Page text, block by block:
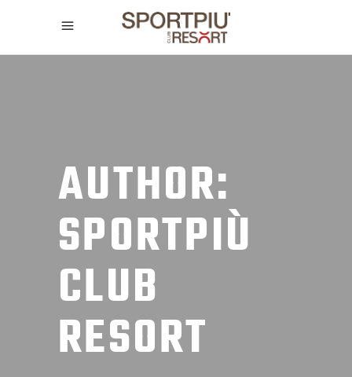
AUTHOR:
SPORTPIÙ
CLUB
RESORT